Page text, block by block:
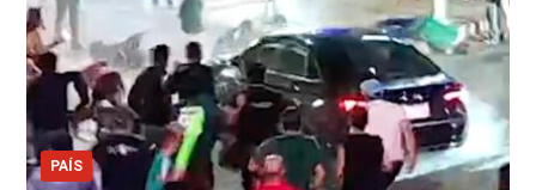
PAÍS